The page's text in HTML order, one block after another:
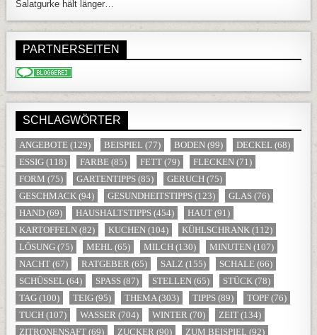
Salatgurke hält länger…
PARTNERSEITEN
SCHLAGWÖRTER
ANGEBOTE (129) BEISPIEL (77) BODEN (99) DECKEL (68)
ESSIG (118) FARBE (85) FETT (79) FLECKEN (71)
FORM (75) GARTENTIPPS (85) GERUCH (75)
GESCHMACK (94) GESUNDHEITSTIPPS (123) GLAS (76)
HAND (69) HAUSHALTSTIPPS (454) HAUT (91)
KARTOFFELN (82) KUCHEN (104) KÜHLSCHRANK (112)
LÖSUNG (75) MEHL (65) MILCH (130) MINUTEN (107)
NACHT (67) RATGEBER (65) SALZ (155) SCHALE (66)
SCHÜSSEL (64) SPASS (87) STELLEN (65) STÜCK (78)
TAG (100) TEIG (95) THEMA(303) TIPPS (89) TOPF (76)
TUCH (107) WASSER (704) WINTER (70) ZEIT (134)
ZITRONENSAFT (69) ZUCKER (90) ZUM BEISPIEL (92)